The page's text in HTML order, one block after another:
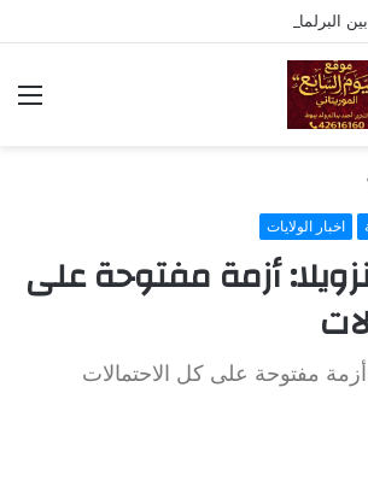
اخبار الولايات
أزمة مفتوحة على
مفتوحة على كل الاحتمالات